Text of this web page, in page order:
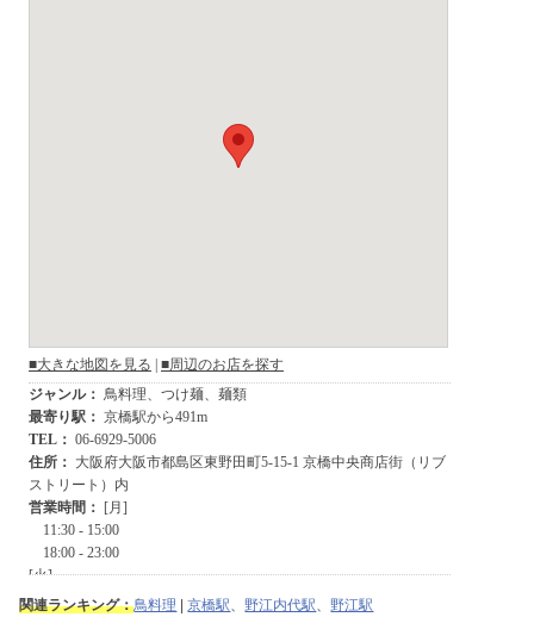
関連ランキング：鳥料理 |京橋駅、野江内代駅、野江駅